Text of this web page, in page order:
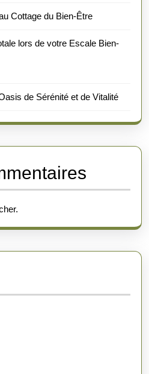
Cottage du Bien-Être
lors de votre Escale Bien-
de Sérénité et de Vitalité